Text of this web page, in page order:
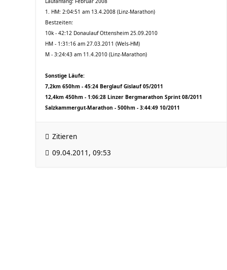
1. HM: 2:04:51 am 13.4.2008 (Linz-Marathon)
Bestzeiten:
10k - 42:12 Donaulauf Ottensheim 25.09.2010
HM - 1:31:16 am 27.03.2011 (Wels-HM)
M - 3:24:43 am 11.4.2010 (Linz-Marathon)
Sonstige Läufe:
7,2km 650hm - 45:24 Berglauf Gislauf 05/2011
12,4km 450hm - 1:06:28 Linzer Bergmarathon Sprint 08/2011
Salzkammergut-Marathon - 500hm - 3:44:49 10/2011
Zitieren
09.04.2011, 09:53